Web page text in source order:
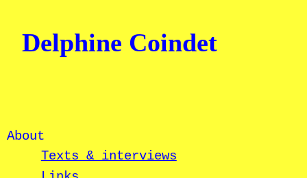
Delphine Coindet
About
Texts & interviews